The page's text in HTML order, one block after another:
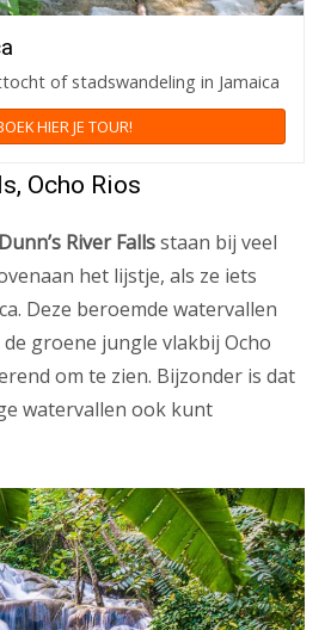
of stadswandeling in Jamaica
HIER JE TOUR!
Ocho Rios
Dunn’s River Fallsstaan bij veel
het lijstje, als ze iets
Deze beroemde watervallen
groene jungle vlakbij Ocho
om te zien. Bijzonder is dat
watervallen ook kunt